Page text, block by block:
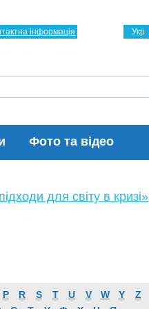
Фото та відео
Укр
інформація
для світу в кризі»
P R S T U V W Y Z